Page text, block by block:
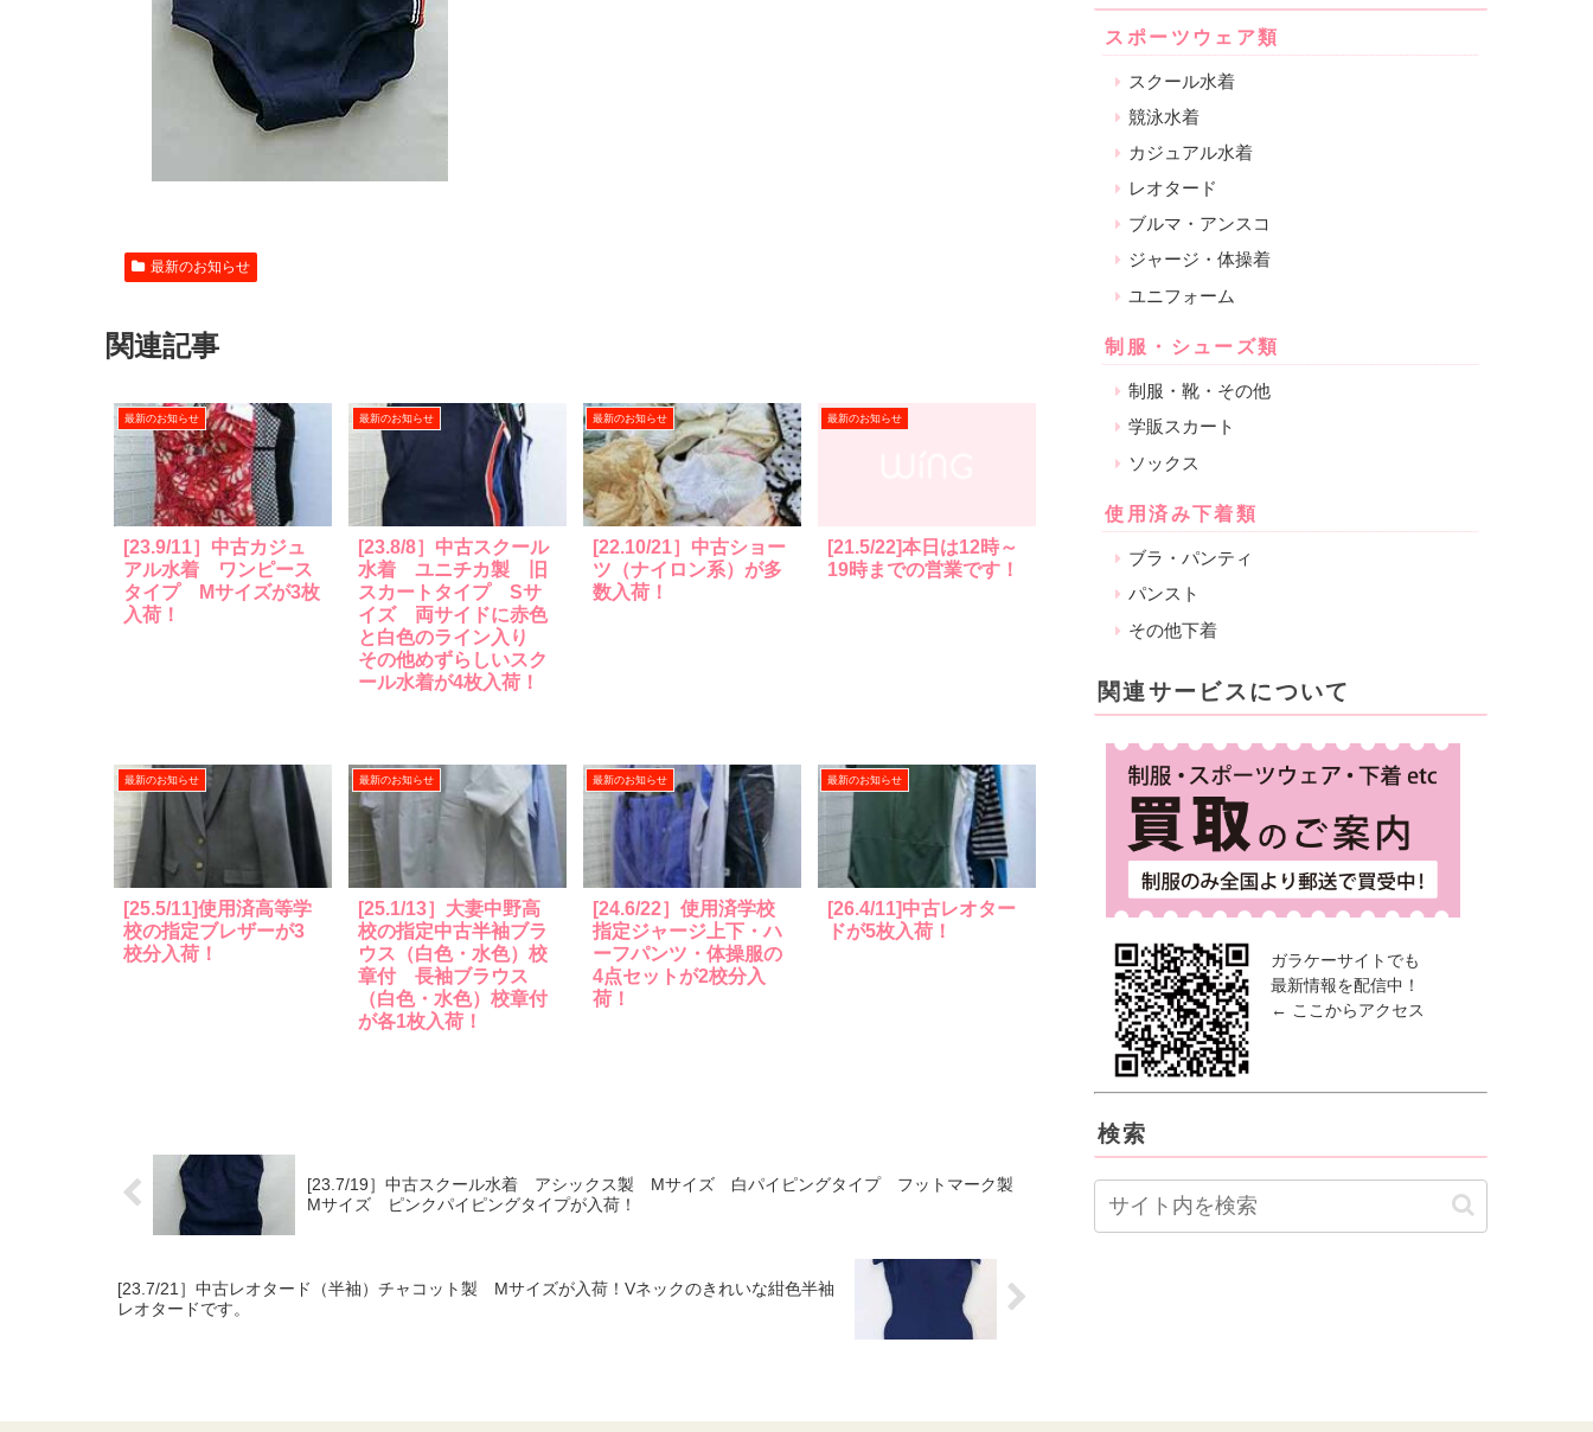
最新のお知らせ
関連記事
最新のお知らせ
[23.9/11］中古カジュ
アル水着 ワンピース
タイプ Mサイズが3枚
入荷！
最新のお知らせ
[23.8/8］中古スクール
水着 ユニチカ製 旧
スカートタイプ Sサ
イズ 両サイドに赤色
と白色のライン入り
その他めずらしいスク
ール水着が4枚入荷！
最新のお知らせ
[22.10/21］中古ショー
ツ（ナイロン系）が多
数入荷！
最新のお知らせ
[21.5/22]本日は12時～
19時までの営業です！
最新のお知らせ
[25.5/11]使用済高等学
校の指定ブレザーが3
校分入荷！
最新のお知らせ
[25.1/13］大妻中野高
校の指定中古半袖ブラ
ウス（白色・水色）校
章付 長袖ブラウス
（白色・水色）校章付
が各1枚入荷！
最新のお知らせ
[24.6/22］使用済学校
指定ジャージ上下・ハ
ーフパンツ・体操服の
4点セットが2校分入
荷！
最新のお知らせ
[26.4/11]中古レオター
ドが5枚入荷！
[23.7/19］中古スクール水着 アシックス製 Mサイズ 白パイピングタイプ フットマーク製
Mサイズ ピンクパイピングタイプが入荷！
[23.7/21］中古レオタード（半袖）チャコット製 Mサイズが入荷！Vネックのきれいな紺色半袖
レオタードです。
スポーツウェア類
スクール水着
競泳水着
カジュアル水着
レオタード
ブルマ・アンスコ
ジャージ・体操着
ユニフォーム
制服・シューズ類
制服・靴・その他
学販スカート
ソックス
使用済み下着類
ブラ・パンティ
パンスト
その他下着
関連サービスについて
ガラケーサイトでも
最新情報を配信中！
← ここからアクセス
検索